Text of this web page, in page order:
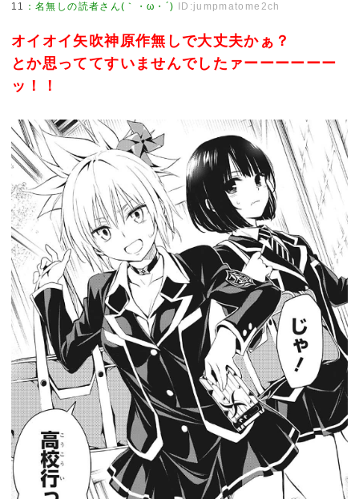
11 ：名無しの読者さん(｀・ω・´) ID:jumpmatome2ch
オイオイ矢吹神原作無しで大丈夫かぁ？
とか思っててすいませんでしたァーーーーーー
ッ！！